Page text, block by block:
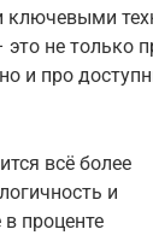
ключевыми
это не только
и про
всё более
и
проценте